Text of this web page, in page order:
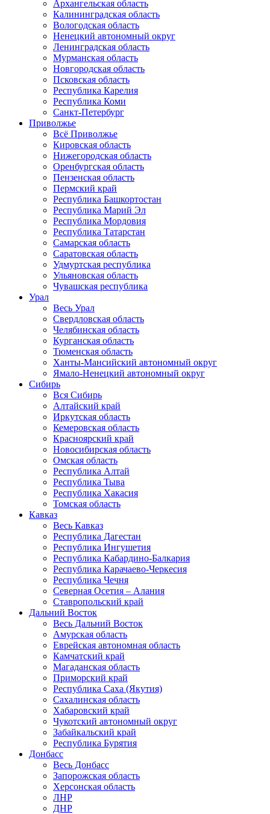
Архангельская область
Калининградская область
Вологодская область
Ненецкий автономный округ
Ленинградская область
Мурманская область
Новгородская область
Псковская область
Республика Карелия
Республика Коми
Санкт-Петербург
Приволжье
Всё Приволжье
Кировская область
Нижегородская область
Оренбургская область
Пензенская область
Пермский край
Республика Башкортостан
Республика Марий Эл
Республика Мордовия
Республика Татарстан
Самарская область
Саратовская область
Удмуртская республика
Ульяновская область
Чувашская республика
Урал
Весь Урал
Свердловская область
Челябинская область
Курганская область
Тюменская область
Ханты-Мансийский автономный округ
Ямало-Ненецкий автономный округ
Сибирь
Вся Сибирь
Алтайский край
Иркутская область
Кемеровская область
Красноярский край
Новосибирская область
Омская область
Республика Алтай
Республика Тыва
Республика Хакасия
Томская область
Кавказ
Весь Кавказ
Республика Дагестан
Республика Ингушетия
Республика Кабардино-Балкария
Республика Карачаево-Черкесия
Республика Чечня
Северная Осетия – Алания
Ставропольский край
Дальний Восток
Весь Дальний Восток
Амурская область
Еврейская автономная область
Камчатский край
Магаданская область
Приморский край
Республика Саха (Якутия)
Сахалинская область
Хабаровский край
Чукотский автономный округ
Забайкальский край
Республика Бурятия
Донбасс
Весь Донбасс
Запорожская область
Херсонская область
ЛНР
ДНР